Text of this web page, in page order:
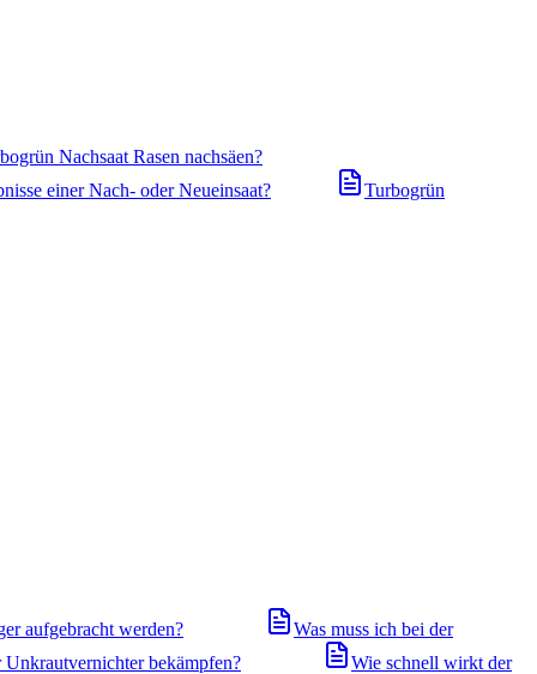
Nachsaat Rasen nachsäen?
einer Nach- oder Neueinsaat?
Turbogrün
aufgebracht werden?
Was muss ich bei der
bekämpfen?
Wie schnell wirkt der